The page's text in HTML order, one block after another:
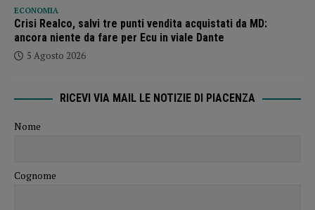
ECONOMIA
Crisi Realco, salvi tre punti vendita acquistati da MD:
ancora niente da fare per Ecu in viale Dante
5 Agosto 2026
RICEVI VIA MAIL LE NOTIZIE DI PIACENZA
Nome
Cognome